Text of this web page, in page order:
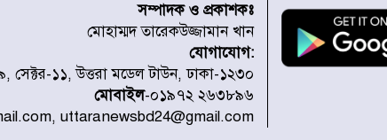
সম্পাদক ও প্রকাশকঃ
মোহাম্মদ তারেকউজ্জামান খান
যোগাযোগ:
১১, উত্তরা মডেল টাউন, ঢাকা-১২৩০
মোবাইল-০১৯৭২ ২৬৩৮৯৬
uttaranewsbd24@gmail.com